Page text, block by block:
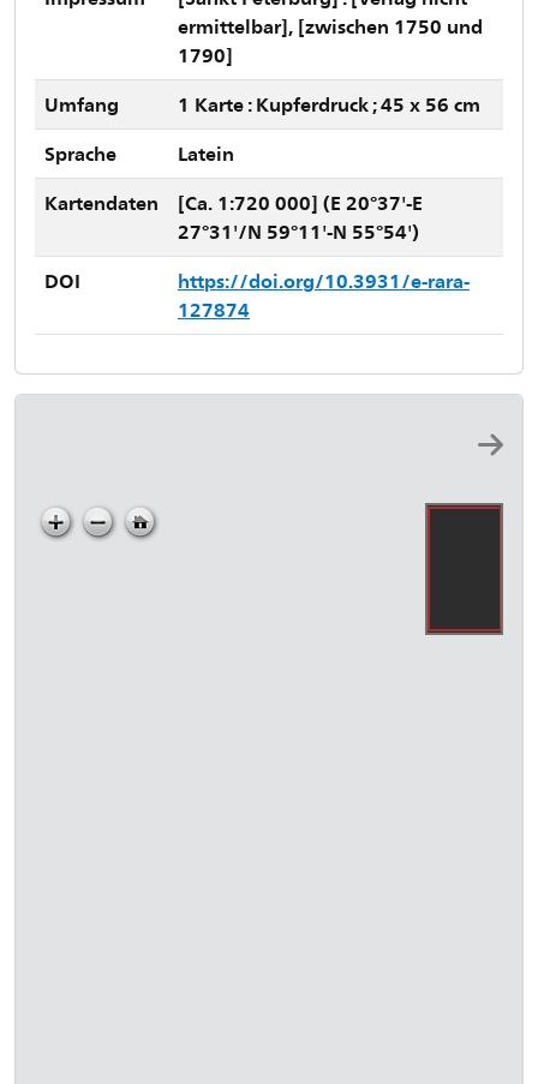
ermittelbar], [zwischen 1750 und
1790]
Umfang
1 Karte : Kupferdruck ; 45 x 56 cm
Sprache
Latein
Kartendaten
[Ca. 1:720 000] (E 20°37'-E
27°31'/N 59°11'-N 55°54')
DOI
https://doi.org/10.3931/e-rara-
127874